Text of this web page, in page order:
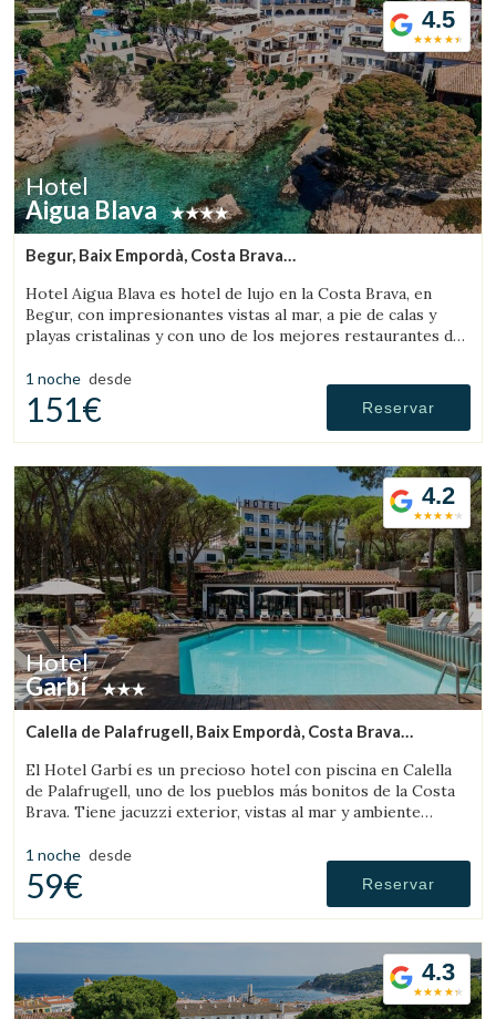
4.5
Hotel
Aigua Blava
Begur, Baix Empordà, Costa Brava
Hotel Aigua Blava es hotel de lujo en la Costa Brava, en
Begur, con impresionantes vistas al mar, a pie de calas y
playas cristalinas y con uno de los mejores restaurantes de
1 noche desde
151€ Reservar
4.2
Hotel
Garbí
Calella de Palafrugell, Baix Empordà, Costa Brava
El Hotel Garbí es un precioso hotel con piscina en Calella
de Palafrugell, uno de los pueblos más bonitos de la Costa
Brava. Tiene jacuzzi exterior, vistas al mar y ambiente
1 noche desde
59€ Reservar
4.3